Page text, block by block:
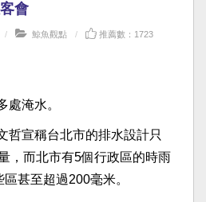
會
鯨魚觀點 推薦數：1723
處淹水。
哲宣稱台北市的排水設計只
，而北市有5個行政區的時雨
甚至超過200毫米。